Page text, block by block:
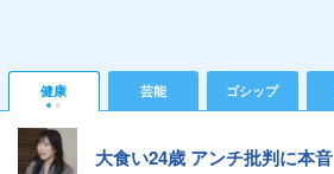
健康 芸能 ゴシップ
大食い24歳 アンチ批判に本音